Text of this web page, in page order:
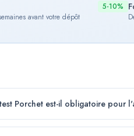
avant votre dépôt
5-10%
Porchet est-il obligatoire pour